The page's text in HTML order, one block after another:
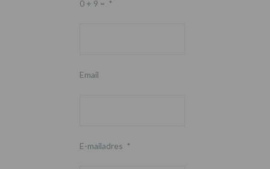
0 + 9 = *
Email
E-mailadres *